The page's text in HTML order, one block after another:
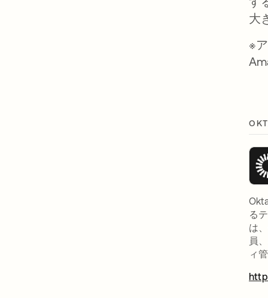
大
※
る
は
員
ィ